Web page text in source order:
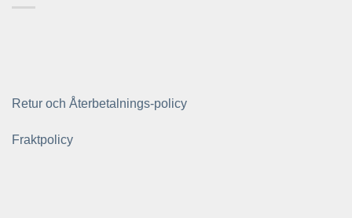
Retur och Återbetalnings-policy
Fraktpolicy